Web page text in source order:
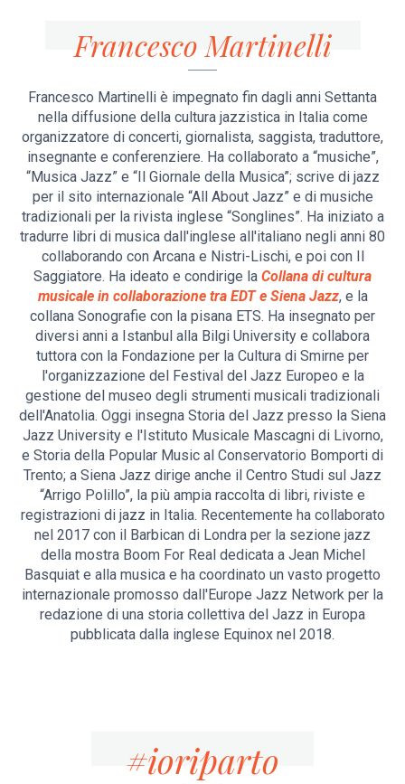
Francesco Martinelli
Francesco Martinelli è impegnato fin dagli anni Settanta
nella diffusione della cultura jazzistica in Italia come
organizzatore di concerti, giornalista, saggista, traduttore,
insegnante e conferenziere. Ha collaborato a “musiche”,
“Musica Jazz” e “Il Giornale della Musica”; scrive di jazz
per il sito internazionale “All About Jazz” e di musiche
tradizionali per la rivista inglese “Songlines”. Ha iniziato a
tradurre libri di musica dall'inglese all'italiano negli anni 80
collaborando con Arcana e Nistri-Lischi, e poi con Il
Saggiatore. Ha ideato e condirige la Collana di cultura
musicale in collaborazione tra EDT e Siena Jazz, e la
collana Sonografie con la pisana ETS. Ha insegnato per
diversi anni a Istanbul alla Bilgi University e collabora
tuttora con la Fondazione per la Cultura di Smirne per
l'organizzazione del Festival del Jazz Europeo e la
gestione del museo degli strumenti musicali tradizionali
dell'Anatolia. Oggi insegna Storia del Jazz presso la Siena
Jazz University e l'Istituto Musicale Mascagni di Livorno,
e Storia della Popular Music al Conservatorio Bomporti di
Trento; a Siena Jazz dirige anche il Centro Studi sul Jazz
“Arrigo Polillo”, la più ampia raccolta di libri, riviste e
registrazioni di jazz in Italia. Recentemente ha collaborato
nel 2017 con il Barbican di Londra per la sezione jazz
della mostra Boom For Real dedicata a Jean Michel
Basquiat e alla musica e ha coordinato un vasto progetto
internazionale promosso dall'Europe Jazz Network per la
redazione di una storia collettiva del Jazz in Europa
pubblicata dalla inglese Equinox nel 2018.
#ioriparto